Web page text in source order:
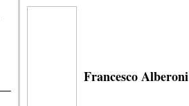
Francesco Alberoni